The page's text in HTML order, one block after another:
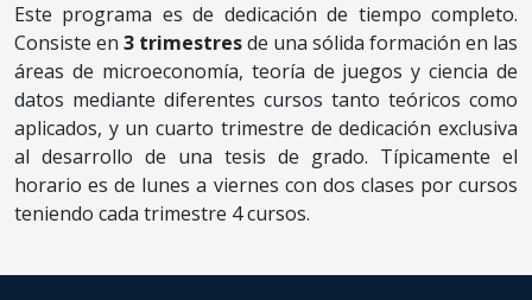
Este programa es de dedicación de tiempo completo.
Consiste en 3 trimestresde una sólida formación en las
áreas de microeconomía, teoría de juegos y ciencia de
datos mediante diferentes cursos tanto teóricos como
aplicados, y un cuarto trimestre de dedicación exclusiva
al desarrollo de una tesis de grado. Típicamente el
horario es de lunes a viernes con dos clases por cursos
teniendo cada trimestre 4 cursos.